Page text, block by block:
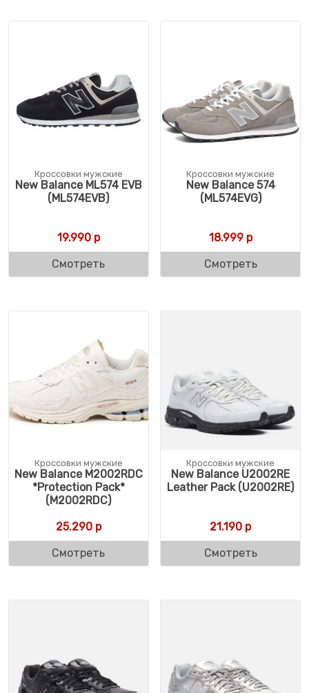
Кроссовки мужские
New Balance ML574 EVB
(ML574EVB)
19.990р
Смотреть
Кроссовки мужские
New Balance 574
(ML574EVG)
18.999р
Смотреть
Кроссовки мужские
New Balance M2002RDC
*Protection Pack*
(M2002RDC)
25.290р
Смотреть
Кроссовки мужские
New Balance U2002RE
Leather Pack (U2002RE)
21.190 р
Смотреть